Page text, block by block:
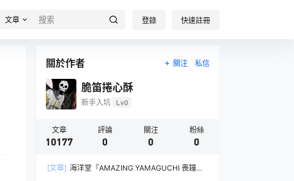
文章 登錄 快速註冊
關於作者 關注 私信
脆笛捲心酥
新手入坑 Lv0
文章
10177
評論
0
關注
0
粉絲
0
[文章] 海洋堂『AMAZING YAMAGUCHI 喪鐘